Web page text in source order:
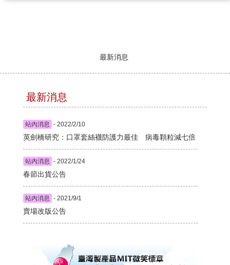
最新消息
最新消息
站內消息 - 2022/2/10
英劍橋研究：口罩套絲襪防護力最佳 病毒顆粒減七倍
站內消息 - 2022/1/24
春節出貨公告
站內消息 - 2021/9/1
賣場改版公告